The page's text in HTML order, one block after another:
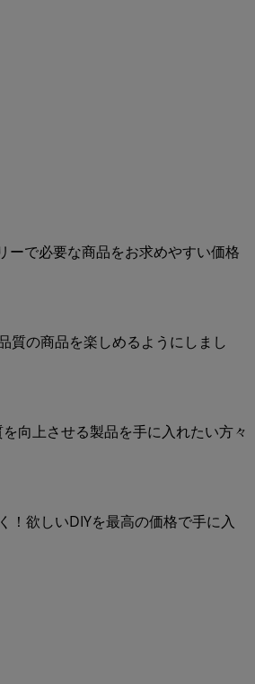
ーで必要な商品をお求めやすい価格
質の商品を楽しめるようにしまし
向上させる製品を手に入れたい方々
！欲しいDIYを最高の価格で手に入